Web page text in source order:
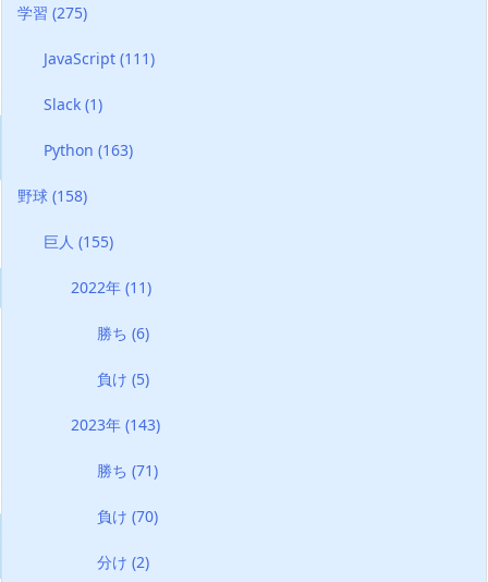
学習 (275)
JavaScript(111)
Slack(1)
Python(163)
野球 (158)
巨人(155)
2022年 (11)
勝ち(6)
負け(5)
2023年 (143)
勝ち(71)
負け(70)
分け(2)